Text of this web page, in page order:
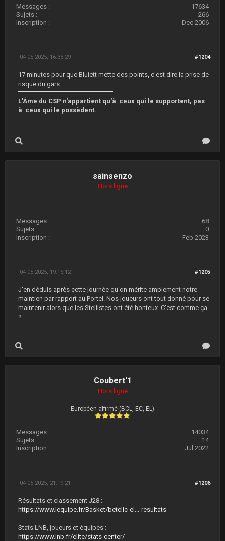
Messages :
17634
Sujets :
266
Inscription :
Dec 2006
#1204
04-05-2025, 16:35:29
17 minutes pour que Bluiett mette des points, c'est dire la prise de
risque du gars.
L'Âme du CSP n'appartient qu'à ceux qui le supportent, pas
à ceux qui le possèdent.
sainsenzo
Hors ligne
Messages :
68
Sujets :
0
Inscription :
Feb 2023
#1205
04-05-2025, 19:16:12
J'en déduis après cette journée qu'on mérite amplement notre
maintien par rapport au Portel. Nos joueurs ont tout donné pour se
maintenir alors que les Stellistes ont été honteux. C'est comme ça
?
Coubert'1
Hors ligne
Européen affirmé (BCL, EC, EL)
Messages :
14034
Sujets :
14
Inscription :
Jul 2022
#1206
04-05-2025, 21:19:21
Résultats et classement J28 :
https://www.lequipe.fr/Basket/betclic-el...-resultats
Stats LNB, joueurs et équipes :
https://www.lnb.fr/elite/stats-center/